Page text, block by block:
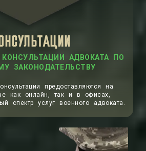
предоставляются на
как онлайн, так и в офисах,
спектр услуг военного адвоката.